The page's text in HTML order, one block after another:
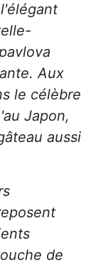
Aux
le célèbre
Japon,
aussi
de